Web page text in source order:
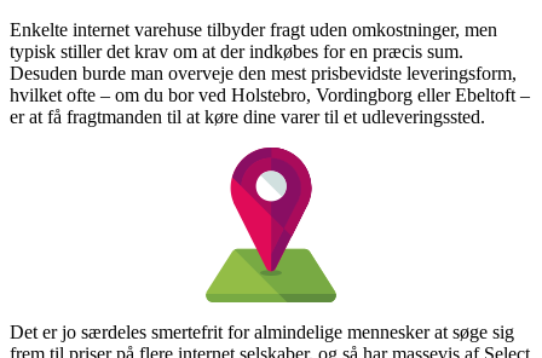
Enkelte internet varehuse tilbyder fragt uden omkostninger, men
typisk stiller det krav om at der indkøbes for en præcis sum.
Desuden burde man overveje den mest prisbevidste leveringsform,
hvilket ofte – om du bor ved Holstebro, Vordingborg eller Ebeltoft –
er at få fragtmanden til at køre dine varer til et udleveringssted.
Det er jo særdeles smertefrit for almindelige mennesker at søge sig
frem til priser på flere internet selskaber, og så har massevis af Select